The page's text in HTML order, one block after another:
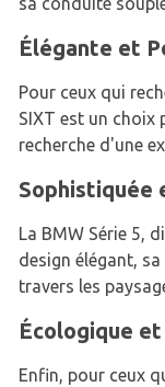
Élégante et
Pour ceux qui
SIXT est un choix
recherche d'une
Sophistiquée
La BMW Série 5,
design élégant,
travers les
Écologique
Enfin, pour ceux